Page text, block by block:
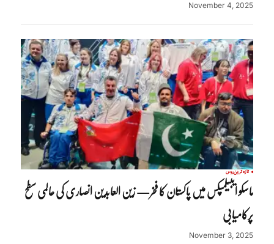
November 4, 2025
تازہ ترینروس
ماسکو ایبیلمپکس میں پاکستان کا فخر— زین العابدین انصاری کی عالمی سطح
پرکامیابی
November 3, 2025